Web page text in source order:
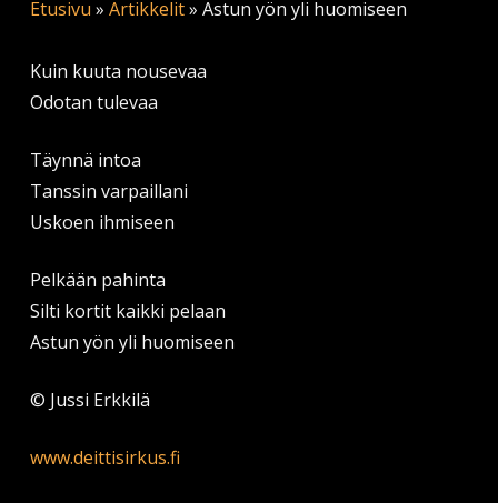
Etusivu » Artikkelit» Astun yön yli huomiseen
Kuin kuuta nousevaa
Odotan tulevaa
Täynnä intoa
Tanssin varpaillani
Uskoen ihmiseen
Pelkään pahinta
Silti kortit kaikki pelaan
Astun yön yli huomiseen
© Jussi Erkkilä
www.deittisirkus.fi